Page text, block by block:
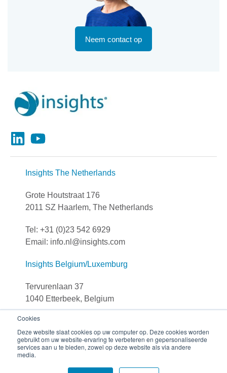
Cookies
Deze website slaat cookies op uw computer op. Deze cookies worden
gebruikt om uw website-ervaring te verbeteren en gepersonaliseerde
services aan u te bieden, zowel op deze website als via andere
media.
Neem contact op
Insights The Netherlands
Grote Houtstraat 176
2011 SZ Haarlem, The Netherlands
Tel: +31 (0)23 542 6929
Email: info.nl@insights.com
Insights Belgium/Luxemburg
Tervurenlaan 37
1040 Etterbeek, Belgium
Tel: +32 (0)251 306 90
E-mail: info.be@insights.com